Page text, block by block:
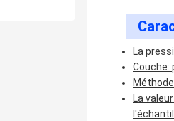
La
Couche:
La